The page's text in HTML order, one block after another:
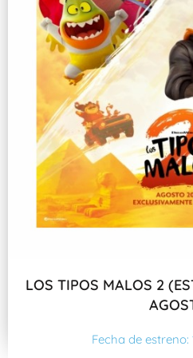
LOS TIPOS MALOS 2
Fecha de estreno: